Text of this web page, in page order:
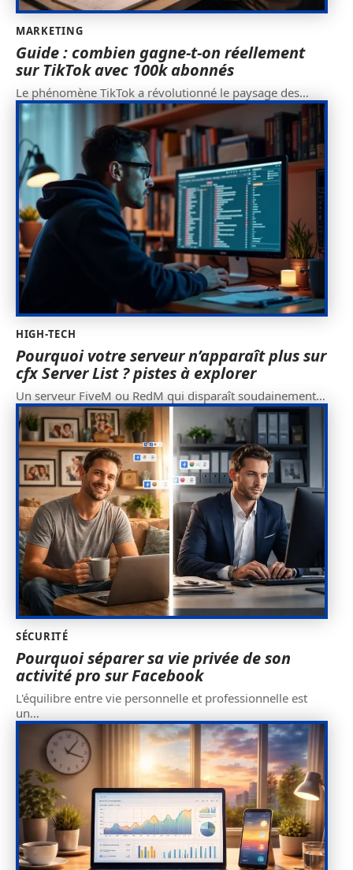
MARKETING
Guide : combien gagne-t-on réellement
sur TikTok avec 100k abonnés
Le phénomène TikTok a révolutionné le paysage des…
HIGH-TECH
Pourquoi votre serveur n’apparaît plus sur
cfx Server List ? pistes à explorer
Un serveur FiveM ou RedM qui disparaît soudainement…
SÉCURITÉ
Pourquoi séparer sa vie privée de son
activité pro sur Facebook
L'équilibre entre vie personnelle et professionnelle est
un…